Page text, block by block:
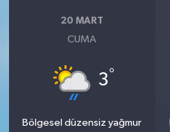
20 MART
CUMA
3°
Bölgesel düzensiz yağmur